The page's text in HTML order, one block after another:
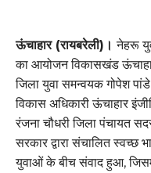
ऊंचाहार (रायबरेली)।नेहरू
का आयोजन विकासखंड
जिला युवा समन्वयक गोपेश
विकास अधिकारी ऊंचाहार
रंजना चौधरी जिला पंचायत
सरकार द्वारा संचालित स्वच्छ
युवाओं के बीच संवाद हुआ,